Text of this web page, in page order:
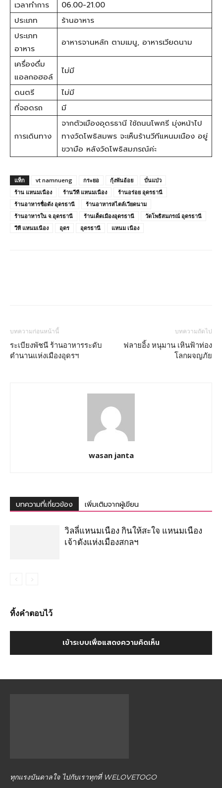
เวลาทำการ
06.00-21.00
ประเภท
ร้านอาหาร
ประเภท
อาหาร
อาหารจานหลัก ตามเมนู, อาหารเวียดนาม
เครื่องดื่ม
แอลกอฮอล์
ไม่มี
ดนตรี
ไม่มี
ที่จอดรถ
มี
การเดินทาง
จากตัวเมืองอุดรธานี ใช้ถนนโพศรี มุ่งหน้าไป
ทางวัดโพธิสมพร จะเห็นร้านวีทีแหนมเนือง อยู่
ขวามือ หลังวัดโพธิสมภรณ์ค่ะ
แท็ก vt namnueng กระยอ กุ้งพันอ้อย
บั่นแบ๋ว
ร้าน แหนมเนือง
ร้านวีที แหนมเนือง
ร้านอร่อย อุดรธานี
ร้านอาหารชื่อดัง อุดรธานี
ร้านอาหารสไตล์เวียดนาม
ร้านอาหารใน จ.อุดรธานี
ร้านเด็ดเมืองอุดรธานี
วัดโพธิสมภรณ์ อุดรธานี
วีที แหนมเนือง
อุดร อุดรธานี แหนม เนือง
บทความก่อนหน้านี้
ระเบียงพัชนี ร้านอาหารระดับ
ตำนานแห่งเมืองอุดรฯ
บทความถัดไป
ฟลายอิ้ง หนุมาน เหินฟ้าท่อง
โลกผจญภัย
wasan janta
บทความที่เกี่ยวข้อง เพิ่มเติมจากผู้เขียน
วิลลี่แหนมเนือง กินให้สะใจ แหนมเนือง
เจ้าดังแห่งเมืองสกลฯ
ทิ้งคำตอบไว้
เข้าระบบเพื่อแสดงความคิดเห็น
ทุกแรงบันดาลใจ ไปกับเราทุกที่ WELOVETOGO